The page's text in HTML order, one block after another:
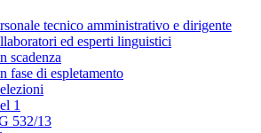
tecnico amministrativo e dirigente
ed esperti linguistici
scadenza
fase di espletamento
1
532/13